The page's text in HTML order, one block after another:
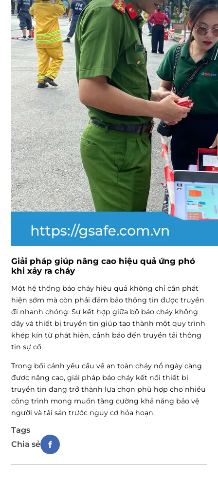
Giải pháp giúp nâng cao hiệu quả ứng phó
khi xảy ra cháy
Một hệ thống báo cháy hiệu quả không chỉ cần phát
hiện sớm mà còn phải đảm bảo thông tin được truyền
đi nhanh chóng. Sự kết hợp giữa bộ báo cháy không
dây và thiết bị truyền tin giúp tạo thành một quy trình
khép kín từ phát hiện, cảnh báo đến truyền tải thông
tin sự cố.
Trong bối cảnh yêu cầu về an toàn cháy nổ ngày càng
được nâng cao, giải pháp báo cháy kết nối thiết bị
truyền tin đang trở thành lựa chọn phù hợp cho nhiều
công trình mong muốn tăng cường khả năng bảo vệ
người và tài sản trước nguy cơ hỏa hoạn.
Tags
Chia sẻ